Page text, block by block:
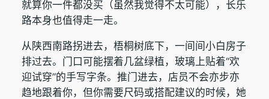
就算你一件都没买（虽然我觉得不太可能），长乐
路本身也值得走一走。
从陕西南路拐进去，梧桐树底下，一间间小白房子
排过去。门口可能摆着几盆绿植，玻璃上贴着“欢
迎试穿”的手写字条。推门进去，店员不会亦步亦
趋地跟着你，但你需要尺码或搭配建议的时候，她